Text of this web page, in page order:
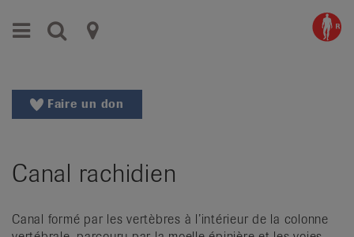
vers
au
Aller
Changer
Changer
Faire un don
Canal rachidien
Canal formé par les vertèbres à l’intérieur de la colonne
Menu Recherche
Ligues
contre
le
|